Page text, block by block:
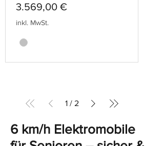
Preis
3.569,00 €
inkl. MwSt.
1 / 2
6 km/h Elektromobile